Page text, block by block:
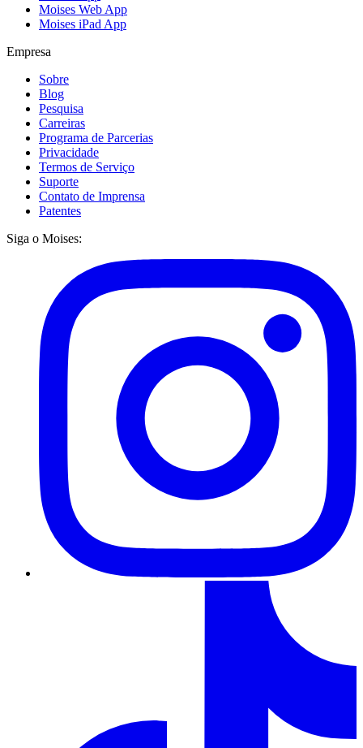
Moises Web App
Moises iPad App
Empresa
Sobre
Blog
Pesquisa
Carreiras
Programa de Parcerias
Privacidade
Termos de Serviço
Suporte
Contato de Imprensa
Patentes
Siga o Moises: